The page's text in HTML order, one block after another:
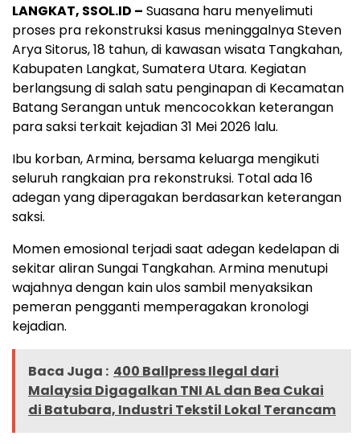
LANGKAT, SSOL.ID – Suasana haru menyelimuti
proses pra rekonstruksi kasus meninggalnya Steven
Arya Sitorus, 18 tahun, di kawasan wisata Tangkahan,
Kabupaten Langkat, Sumatera Utara. Kegiatan
berlangsung di salah satu penginapan di Kecamatan
Batang Serangan untuk mencocokkan keterangan
para saksi terkait kejadian 31 Mei 2026 lalu.
Ibu korban, Armina, bersama keluarga mengikuti
seluruh rangkaian pra rekonstruksi. Total ada 16
adegan yang diperagakan berdasarkan keterangan
saksi.
Momen emosional terjadi saat adegan kedelapan di
sekitar aliran Sungai Tangkahan. Armina menutupi
wajahnya dengan kain ulos sambil menyaksikan
pemeran pengganti memperagakan kronologi
kejadian.
Baca Juga : 400 Ballpress Ilegal dari
Malaysia Digagalkan TNI AL dan Bea Cukai
di Batubara, Industri Tekstil Lokal Terancam